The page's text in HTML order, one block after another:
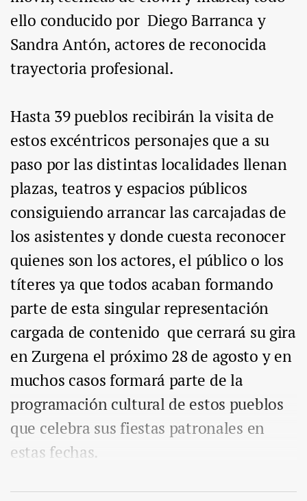
ello conducido por Diego Barranca y
Sandra Antón, actores de reconocida
trayectoria profesional.
Hasta 39 pueblos recibirán la visita de
estos excéntricos personajes que a su
paso por las distintas localidades llenan
plazas, teatros y espacios públicos
consiguiendo arrancar las carcajadas de
los asistentes y donde cuesta reconocer
quienes son los actores, el público o los
títeres ya que todos acaban formando
parte de esta singular representación
cargada de contenido que cerrará su gira
en Zurgena el próximo 28 de agosto y en
muchos casos formará parte de la
programación cultural de estos pueblos
que celebra sus fiestas patronales en
estas fechas.